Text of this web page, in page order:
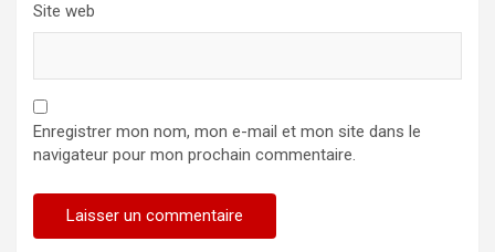
Site web
Enregistrer mon nom, mon e-mail et mon site dans le
navigateur pour mon prochain commentaire.